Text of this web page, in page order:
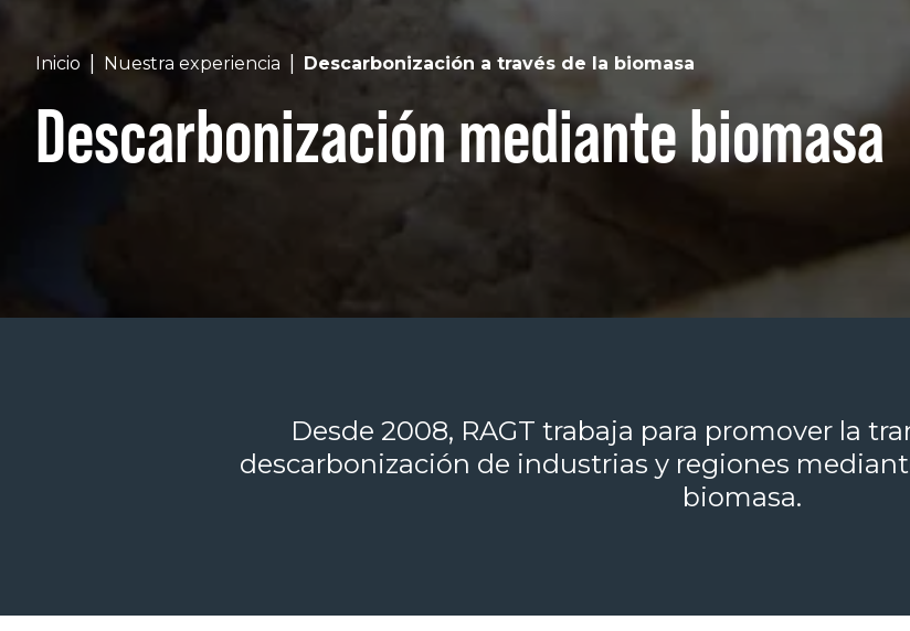
Inicio Nuestra experiencia Descarbonización a través de la biomasa
Descarbonización mediante biomasa
Desde 2008, RAGT trabaja para promover la
descarbonización de industrias y regiones
biomasa.